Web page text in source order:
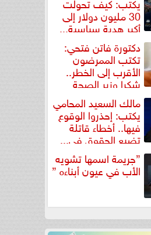
30 مليون دولار إلى
أكبر هدية سياسية...
دكتورة فاتن فتحي:
تكتب الممرضون
الأقرب إلى الخطر..
شكرا وزير الصحة
مالك السعيد المحامي
يكتب: إحذروا الوقوع
فيها.. أخطاء قاتلة
تضيع الحقوق في...
”جريمة اسمها تشويه
الأب في عيون أبناءه ”